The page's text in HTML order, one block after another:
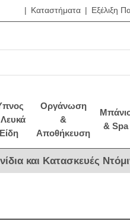
Καταστήματα Εξέλιξη
Είδη
Οργάνωση
&
Αποθήκευση
& Spa
και Κατασκευές